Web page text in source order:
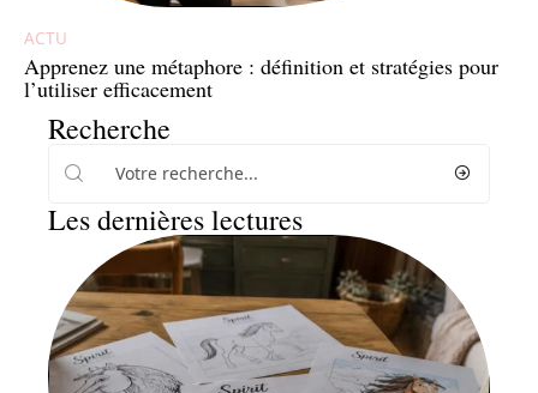
ACTU
Apprenez une métaphore : définition et stratégies pour
l’utiliser efficacement
Recherche
Les dernières lectures